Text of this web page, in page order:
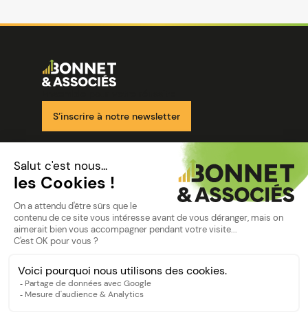
Image
S’inscrire à notre newsletter
Nos solutions
Nos cabinets
Mon espace client
Politique de confidentialité
©Bonnet2023